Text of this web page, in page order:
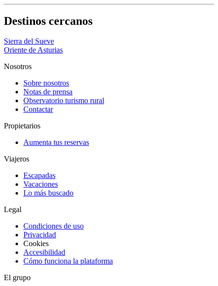
Destinos cercanos
Sierra del Sueve
Oriente de Asturias
Nosotros
Sobre nosotros
Notas de prensa
Observatorio turismo rural
Contactar
Propietarios
Aumenta tus reservas
Viajeros
Escapadas
Vacaciones
Lo más buscado
Legal
Condiciones de uso
Privacidad
Cookies
Accesibilidad
Cómo funciona la plataforma
El grupo